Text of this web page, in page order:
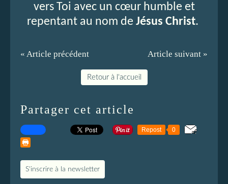
vers Toi avec un cœur humble et
repentant au nom de Jésus Christ.
« Article précédent Article suivant »
Retour à l'accueil
Partager cet article
Repost 0
S'inscrire à la newsletter